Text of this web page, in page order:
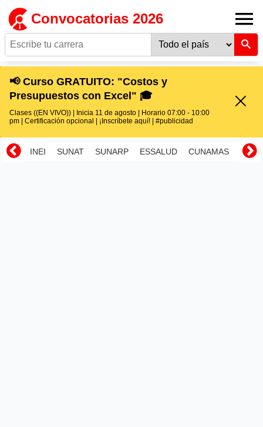
Convocatorias 2026
📢 Curso GRATUITO: "Costos y
Presupuestos con Excel" 🎓
Clases ((EN VIVO)) | Inicia 11 de agosto | Horario 07:00 - 10:00
pm | Certificación opcional | ¡Inscríbete aquí! | #publicidad
INEI SUNAT SUNARP ESSALUD CUNAMAS